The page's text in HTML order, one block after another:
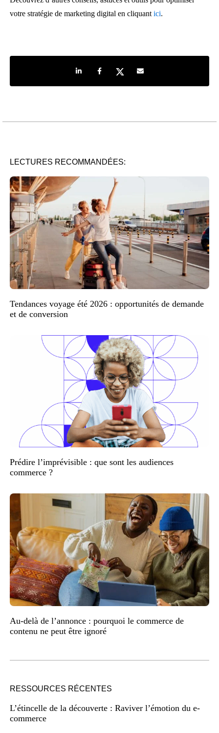
votre stratégie de marketing digital en cliquant ici.
Share on LinkedIn
Share on Facebook
Share on TwitterShare by e-mail
LECTURES RECOMMANDÉES:
Tendances voyage été 2026 : opportunités de demande
et de conversion
Prédire l’imprévisible : que sont les audiences
commerce ?
Au-delà de l’annonce : pourquoi le commerce de
contenu ne peut être ignoré
RESSOURCES RÉCENTES
L’étincelle de la découverte : Raviver l’émotion du e-
commerce